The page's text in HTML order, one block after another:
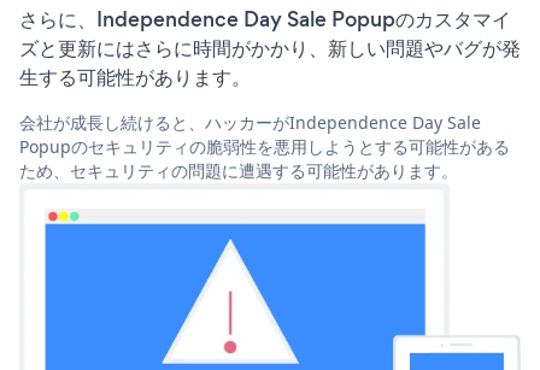
さらに、Independence Day Sale Popupのカスタマイ
ズと更新にはさらに時間がかかり、新しい問題やバグが発
生する可能性があります。
会社が成長し続けると、ハッカーがIndependence Day Sale
Popupのセキュリティの脆弱性を悪用しようとする可能性がある
ため、セキュリティの問題に遭遇する可能性があります。